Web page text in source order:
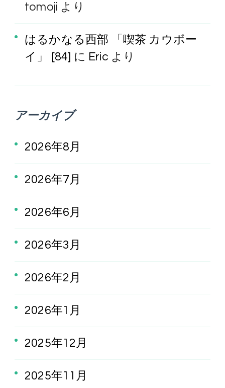
tomoji より
はるかなる西部 「喫茶 カウボー
イ」 [84] に Eric より
アーカイブ
2026年8月
2026年7月
2026年6月
2026年3月
2026年2月
2026年1月
2025年12月
2025年11月